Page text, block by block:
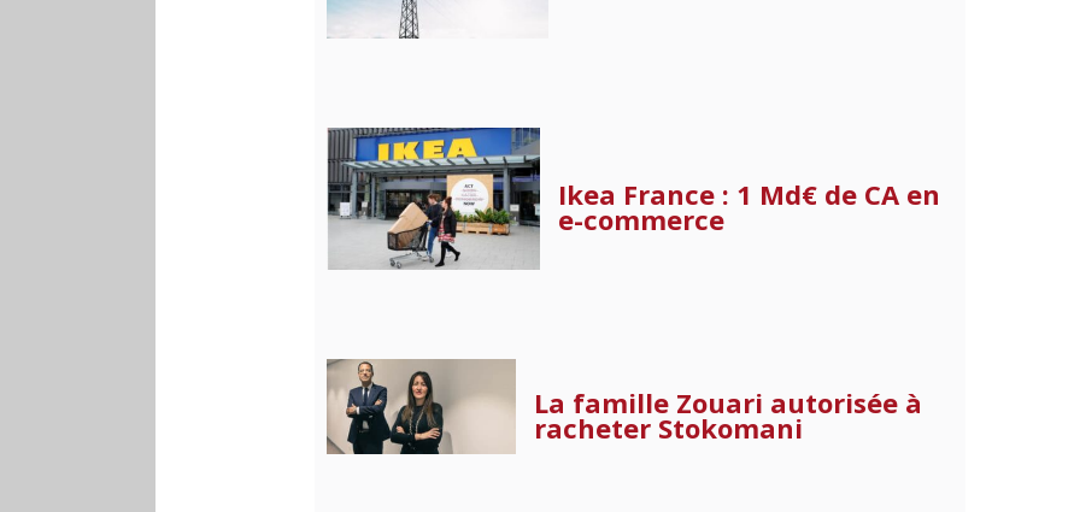
Ikea France : 1 Md€ de CA en
e-commerce
La famille Zouari autorisée à
racheter Stokomani